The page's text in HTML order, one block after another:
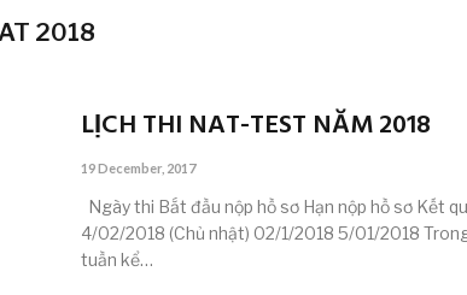
2018
LỊCH THI NAT-TEST NĂM 2018
19 December, 2017
Ngày thi Bắt đầu nộp hồ sơ Hạn nộp hồ sơ Kết
4/02/2018 (Chủ nhật) 02/1/2018 5/01/2018
tuần kể…